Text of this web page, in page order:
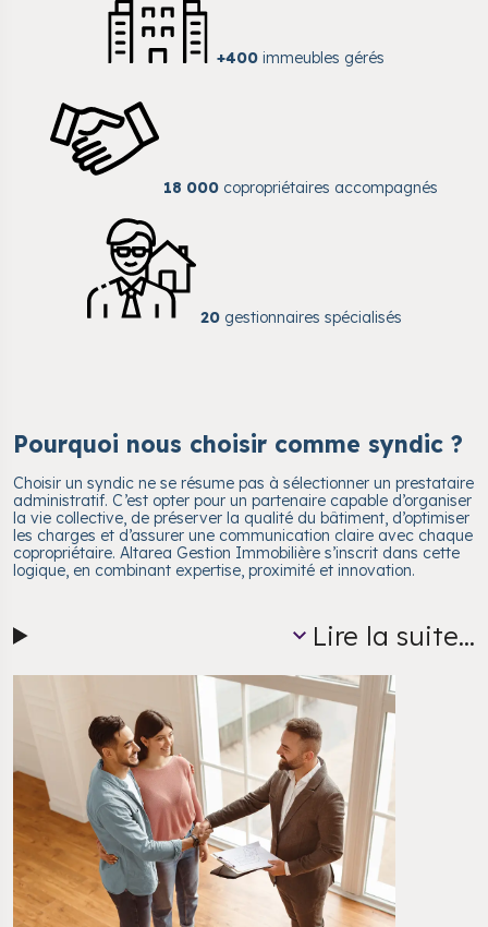
+400 immeubles gérés
18 000 copropriétaires accompagnés
20gestionnaires spécialisés
Pourquoi nous choisir comme syndic ?
Choisir un syndic ne se résume pas à sélectionner un prestataire
administratif. C’est opter pour un partenaire capable d’organiser
la vie collective, de préserver la qualité du bâtiment, d’optimiser
les charges et d’assurer une communication claire avec chaque
copropriétaire. Altarea Gestion Immobilière s’inscrit dans cette
logique, en combinant expertise, proximité et innovation.
Lire la suite...